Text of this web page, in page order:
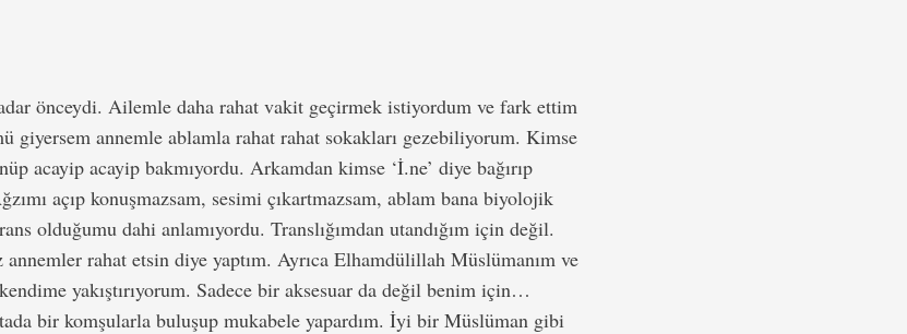
önceydi. Ailemle daha rahat vakit geçirmek istiyordum ve fark ettim
giyersem annemle ablamla rahat rahat sokakları gezebiliyorum. Kimse
acayip acayip bakmıyordu. Arkamdan kimse ‘İ.ne’ diye bağırıp
açıp konuşmazsam, sesimi çıkartmazsam, ablam bana biyolojik
olduğumu dahi anlamıyordu. Translığımdan utandığım için değil.
annemler rahat etsin diye yaptım. Ayrıca Elhamdülillah Müslümanım ve
yakıştırıyorum. Sadece bir aksesuar da değil benim için…
bir komşularla buluşup mukabele yapardım. İyi bir Müslüman gibi